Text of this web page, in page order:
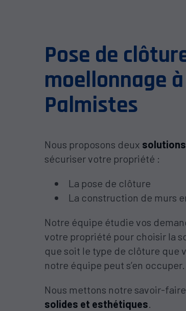
Pose de
moellonnage
Palmistes
Nous proposons deux
sécuriser votre propriété :
La pose de clôture
La construction de murs
Notre équipe étudie vos
votre propriété pour choisir la
que soit le type de clôture que
notre équipe peut s’en occuper.
Nous mettons notre savoir-
solides et esthétiques.